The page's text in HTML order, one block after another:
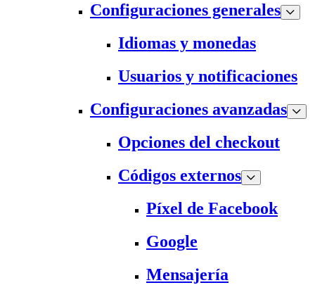
Configuraciones generales
Idiomas y monedas
Usuarios y notificaciones
Configuraciones avanzadas
Opciones del checkout
Códigos externos
Píxel de Facebook
Google
Mensajería